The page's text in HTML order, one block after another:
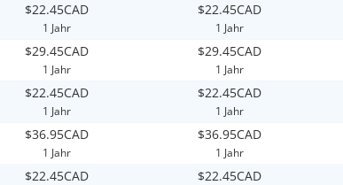
$22.45CAD
1 Jahr
$22.45CAD
1 Jahr
$29.45CAD
1 Jahr
$29.45CAD
1 Jahr
$22.45CAD
1 Jahr
$22.45CAD
1 Jahr
$36.95CAD
1 Jahr
$36.95CAD
1 Jahr
$22.45CAD $22.45CAD